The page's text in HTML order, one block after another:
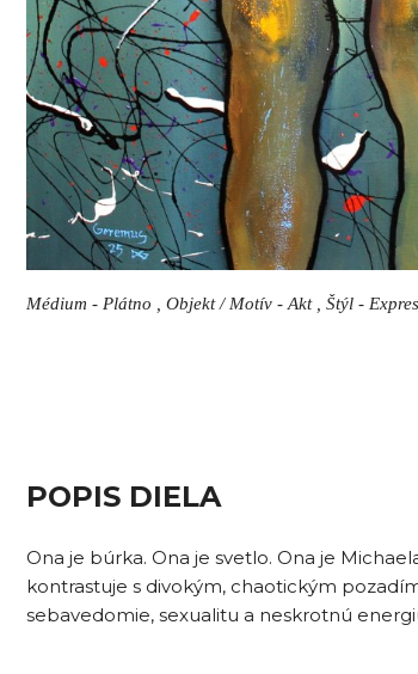
Médium - Plátno , Objekt / Motív - Akt , Štýl -
POPIS DIELA
Ona je búrka. Ona je svetlo. Ona je
kontrastuje s divokým, chaotickým
sebavedomie, sexualitu a neskrotnú